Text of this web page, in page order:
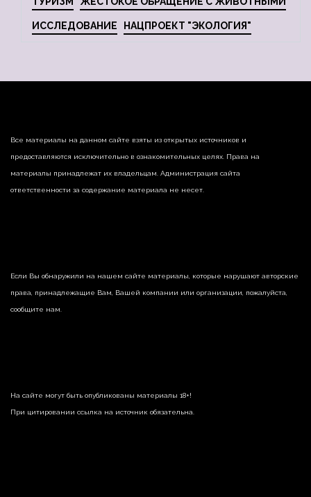
ИССЛЕДОВАНИЕ НАЦПРОЕКТ "ЭКОЛОГИЯ"
Все материалы на данном сайте взяты из открытых источников и
предоставляются исключительно в ознакомительных целях. Права на
материалы принадлежат их владельцам. Администрация сайта
ответственности за содержание материала не несет.
Если Вы обнаружили на нашем сайте материалы, которые нарушают авторские
права, принадлежащие Вам, Вашей компании или организации, пожалуйста,
сообщите нам.
На сайте могут быть опубликованы материалы 18+!
При цитировании ссылка на источник обязательна.